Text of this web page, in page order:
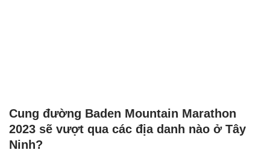
Cung đường Baden Mountain Marathon
2023 sẽ vượt qua các địa danh nào ở Tây
Ninh?